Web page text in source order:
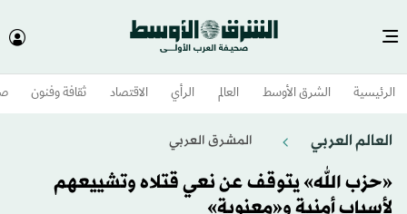
الرئيسية الشرق الأوسط​ العالم الرأي الاقتصاد ثقافة وفنون
العالم العربي المشرق العربي
«حزب الله» يتوقف عن نعي قتلاه وتشييعهم
لأسباب أمنية و«معنوية»